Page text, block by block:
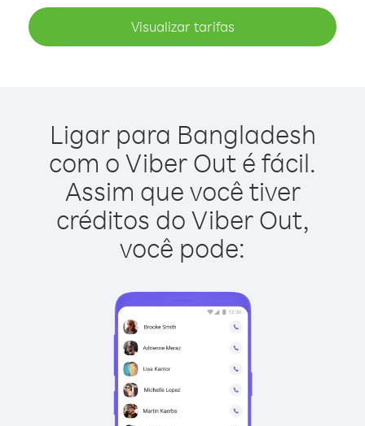
Visualizar tarifas
Ligar para Bangladesh
com o Viber Out é fácil.
Assim que você tiver
créditos do Viber Out,
você pode: